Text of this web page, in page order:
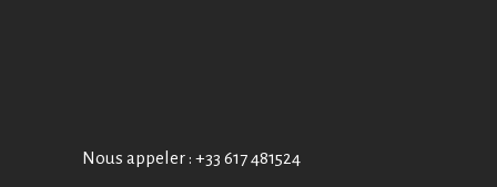
Nous appeler : +33 617 481524